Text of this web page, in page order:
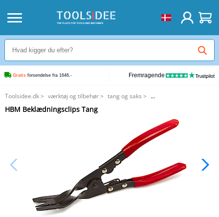
Gratis forsendelse fra 1646,- Fremragende
Toolsidee.dk> værktøj og tilbehør> tang og saks >
HBM Beklædningsclips Tang
HBM Beklædningsclips Tang